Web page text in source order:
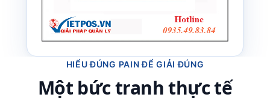
HIỂU ĐÚNG PAIN ĐỂ GIẢI ĐÚNG
Một bức tranh thực tế